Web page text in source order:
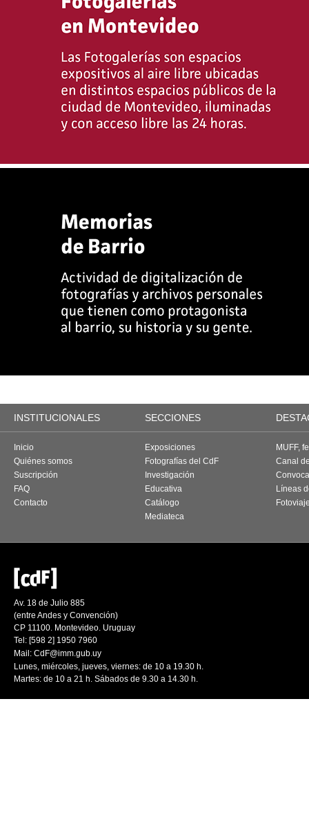
INSTITUCIONALES SECCIONES
Inicio
Quiénes somos
Suscripción
FAQ
Contacto
Exposiciones
Fotografías del CdF
Investigación
Educativa
Catálogo
Mediateca
MUFF,
Canal
Líneas
Av. 18 de Julio 885
(entre Andes y Convención)
CP 11100. Montevideo. Uruguay
Tel: [598 2] 1950 7960
Mail: CdF@imm.gub.uy
Lunes, miércoles, jueves, viernes: de 10 a 19.30 h.
Martes: de 10 a 21 h. Sábados de 9.30 a 14.30 h.